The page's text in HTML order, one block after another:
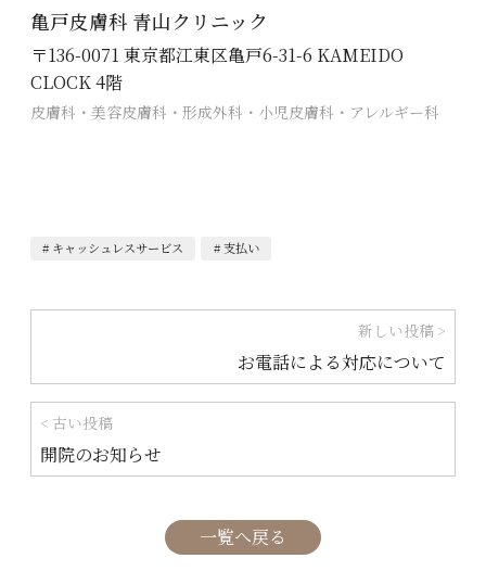
亀戸皮膚科 青山クリニック
〒136-0071 東京都江東区亀戸6-31-6 KAMEIDO
CLOCK 4階
皮膚科・美容皮膚科・形成外科・小児皮膚科・アレルギー科
キャッシュレスサービス 支払い
ナ
ビ
< 古い投稿
開院のお知らせ
新しい投稿 >
お電話による対応について
一覧へ戻る